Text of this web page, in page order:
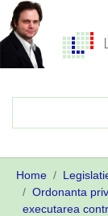
Skip
main
content
here:
Home
Ordonanta
executarea